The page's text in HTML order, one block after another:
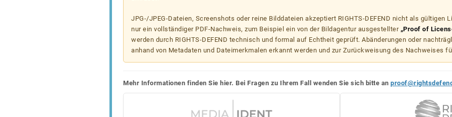
JPG-/JPEG-Dateien, Screenshots oder reine Bilddateien akzeptiert RIGHTS-DEFEND nicht als gültigen
nur ein vollständiger PDF-Nachweis, zum Beispiel ein von der Bildagentur ausgestellter „Proof of
werden durch RIGHTS-DEFEND technisch und formal auf Echtheit geprüft. Abänderungen oder
anhand von Metadaten und Dateimerkmalen erkannt werden und zur Zurückweisung des Nachweises
Mehr Informationen finden Sie hier. Bei Fragen zu Ihrem Fall wenden Sie sich bitte an